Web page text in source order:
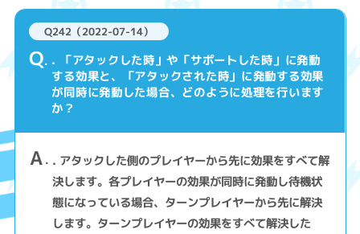
Q242（2022-07-14）
Q . 「アタックした時」や「サポートした時」に発動
する効果と、「アタックされた時」に発動する効果
が同時に発動した場合、どのように処理を行います
か？
A . アタックした側のプレイヤーから先に効果をすべて解
決します。各プレイヤーの効果が同時に発動し待機状
態になっている場合、ターンプレイヤーから先に解決
します。ターンプレイヤーの効果をすべて解決した